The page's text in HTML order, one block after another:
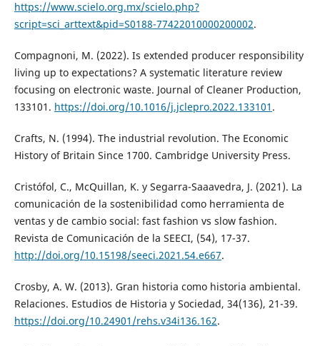
https://www.scielo.org.mx/scielo.php?
script=sci_arttext&pid=S0188-77422010000200002.
Compagnoni, M. (2022). Is extended producer responsibility
living up to expectations? A systematic literature review
focusing on electronic waste. Journal of Cleaner Production,
133101. https://doi.org/10.1016/j.jclepro.2022.133101 .
Crafts, N. (1994). The industrial revolution. The Economic
History of Britain Since 1700. Cambridge University Press.
Cristófol, C., McQuillan, K. y Segarra-Saaavedra, J. (2021). La
comunicación de la sostenibilidad como herramienta de
ventas y de cambio social: fast fashion vs slow fashion.
Revista de Comunicación de la SEECI, (54), 17-37.
http://doi.org/10.15198/seeci.2021.54.e667.
Crosby, A. W. (2013). Gran historia como historia ambiental.
Relaciones. Estudios de Historia y Sociedad, 34(136), 21-39.
https://doi.org/10.24901/rehs.v34i136.162.